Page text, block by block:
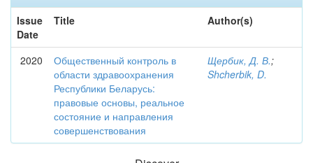
Issue
Date
Title Author(s)
2020
Общественный контроль в
области здравоохранения
Республики Беларусь:
правовые основы, реальное
состояние и направления
совершенствования
Щербик, Д. В.;
Shcherbik, D.